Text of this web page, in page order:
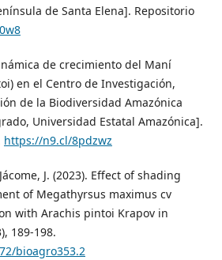
de Santa Elena]. Repositorio
de crecimiento del Maní
en el Centro de Investigación,
de la Biodiversidad Amazónica
Universidad Estatal Amazónica].
https://n9.cl/8pdzwz
J. (2023). Effect of shading
of Megathyrsus maximus cv
with Arachis pintoi Krapov in
189-198.
bioagro353.2